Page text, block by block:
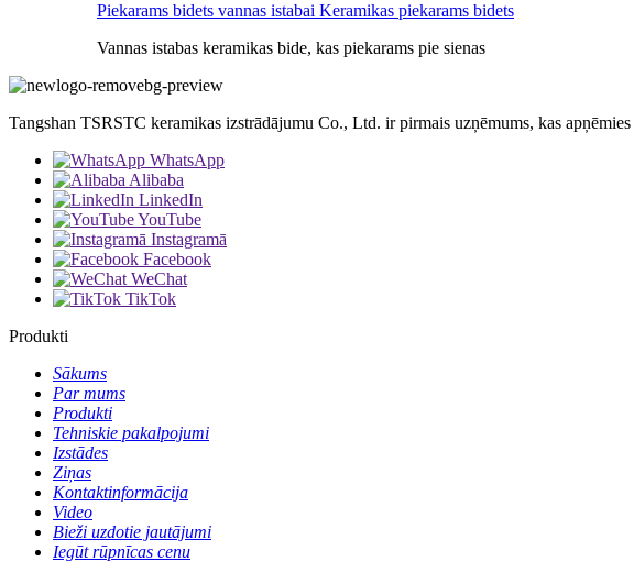
Piekarams bidets vannas istabai Keramikas piekarams bidets
Vannas istabas keramikas bide, kas piekarams pie sienas
Tangshan TSRSTC keramikas izstrādājumu Co., Ltd. ir pirmais uzņēmums, kas
WhatsApp
Alibaba
LinkedIn
YouTube
Instagramā
Facebook
WeChat
TikTok
Produkti
Sākums
Par mums
Produkti
Tehniskie pakalpojumi
Izstādes
Ziņas
Kontaktinformācija
Video
Bieži uzdotie jautājumi
Iegūt rūpnīcas cenu